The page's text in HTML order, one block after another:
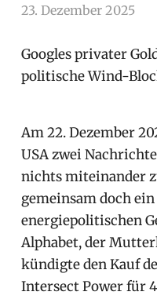
23. Dezember 2025
Googles privater
politische Wind-
Am 22. Dezember
USA zwei
nichts miteinander
gemeinsam doch
energiepolitischen
Alphabet, der
kündigte den Kauf
Intersect Power für